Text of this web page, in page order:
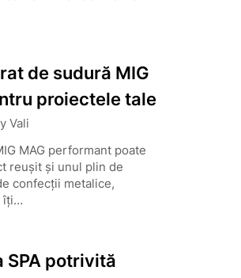
de sudură MIG
proiectele tale
Vali
MAG performant poate
reușit și unul plin de
confecții metalice,
îți…
SPA potrivită